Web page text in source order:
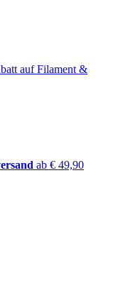
auf Filament &
ab € 49,90